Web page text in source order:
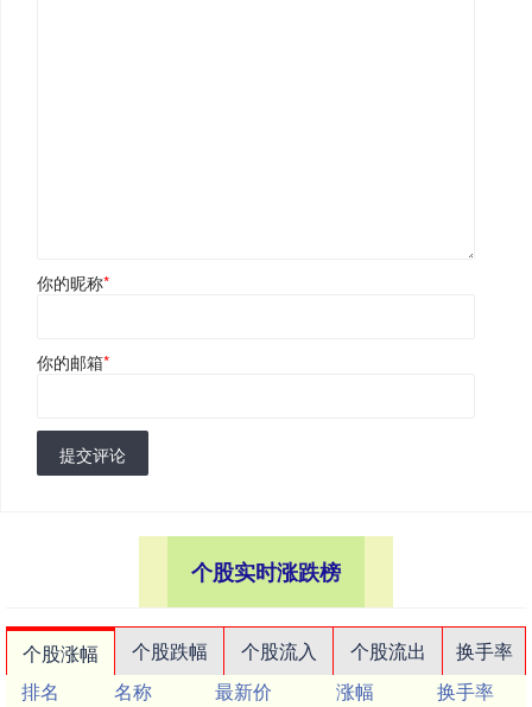
你的昵称*
你的邮箱*
提交评论
个股实时涨跌榜
个股涨幅 个股跌幅 个股流入 个股流出
换手率
排名
名称 最新价 涨幅
换手率